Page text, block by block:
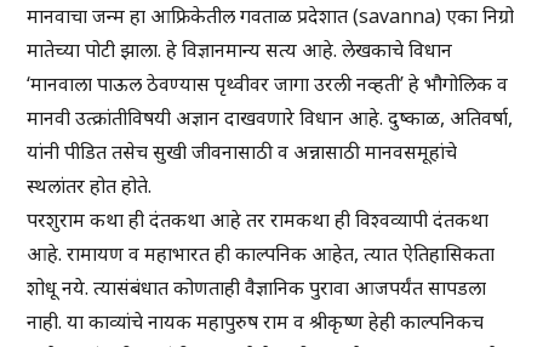
मानवाचा जन्म हा आफ्रिकेतील गवताळ प्रदेशात (savanna) एका निग्रो
मातेच्या पोटी झाला. हे विज्ञानमान्य सत्य आहे. लेखकाचे विधान
‘मानवाला पाऊल ठेवण्यास पृथ्वीवर जागा उरली नव्हती’ हे भौगोलिक व
मानवी उत्क्रांतीविषयी अज्ञान दाखवणारे विधान आहे. दुष्काळ, अतिवर्षा,
यांनी पीडित तसेच सुखी जीवनासाठी व अन्नासाठी मानवसमूहांचे
स्थलांतर होत होते.
परशुराम कथा ही दंतकथा आहे तर रामकथा ही विश्वव्यापी दंतकथा
आहे. रामायण व महाभारत ही काल्पनिक आहेत, त्यात ऐतिहासिकता
शोधू नये. त्यासंबंधात कोणताही वैज्ञानिक पुरावा आजपर्यंत सापडला
नाही. या काव्यांचे नायक महापुरुष राम व श्रीकृष्ण हेही काल्पनिकच